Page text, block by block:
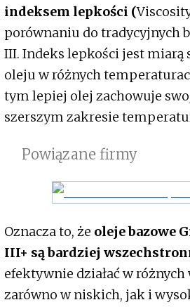
indeksem lepkości (
porównaniu do tradycyjnych
III. Indeks lepkości jest miarą
oleju w różnych
tym lepiej olej zachowuje
szerszym zakresie
Powiązane firmy
Oznacza to, że oleje bazowe
III+ są bardziej
efektywnie działać w
zarówno w niskich, jak i